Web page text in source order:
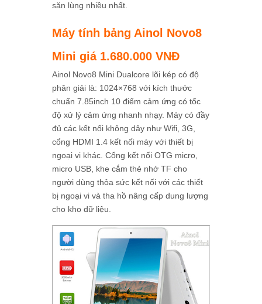
săn lùng nhiều nhất.
Máy tính bảng Ainol Novo8
Mini giá 1.680.000 VNĐ
Ainol Novo8 Mini Dualcore lõi kép có độ
phân giải là: 1024×768 với kích thước
chuẩn 7.85inch 10 điểm cảm ứng có tốc
độ xử lý cảm ứng nhanh nhạy. Máy có đầy
đủ các kết nối không dây như Wifi, 3G,
cổng HDMI 1.4 kết nối máy với thiết bị
ngoại vi khác. Cổng kết nối OTG micro,
micro USB, khe cắm thẻ nhớ TF cho
người dùng thỏa sức kết nối với các thiết
bị ngoại vi và tha hồ nâng cấp dung lượng
cho kho dữ liệu.